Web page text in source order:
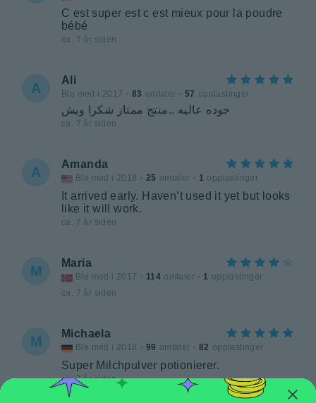
C est super est c est mieux pour la poudre
bébé
ca. 7 år siden
A
Ali
Ble med i 2017 · 83 omtaler · 57 opplastinger
جوده عاليه ..منتج ممتاز شكرا ويش
ca. 7 år siden
A
Amanda
Ble med i 2018 · 25 omtaler · 1 opplastinger
It arrived early. Haven’t used it yet but looks
like it will work.
ca. 7 år siden
M
Maria
Ble med i 2017 · 114 omtaler · 1 opplastinger
ca. 7 år siden
M
Michaela
Ble med i 2018 · 99 omtaler · 82 opplastinger
Super Milchpulver potionierer.
ca. 7 år siden